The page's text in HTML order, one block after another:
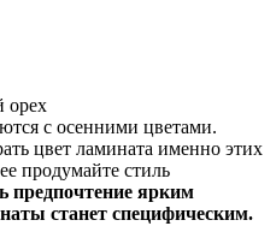
орех
с осенними цветами.
цвет ламината именно этих
продумайте стиль
предпочтение ярким
станет специфическим.